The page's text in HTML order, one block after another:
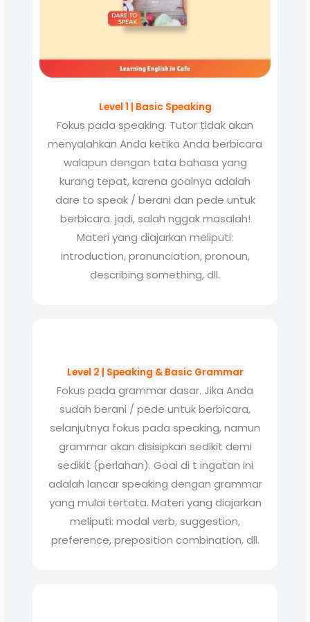
Level 1 | Basic Speaking
Fokus pada speaking. Tutor tidak akan
menyalahkan Anda ketika Anda berbicara
walapun dengan tata bahasa yang
kurang tepat, karena goalnya adalah
dare to speak / berani dan pede untuk
berbicara. jadi, salah nggak masalah!
Materi yang diajarkan meliputi:
introduction, pronunciation, pronoun,
describing something, dll.
Level 2 | Speaking & Basic Grammar
Fokus pada grammar dasar. Jika Anda
sudah berani / pede untuk berbicara,
selanjutnya fokus pada speaking, namun
grammar akan disisipkan sedikit demi
sedikit (perlahan). Goal di t ingatan ini
adalah lancar speaking dengan grammar
yang mulai tertata. Materi yang diajarkan
meliputi: modal verb, suggestion,
preference, preposition combination, dll.